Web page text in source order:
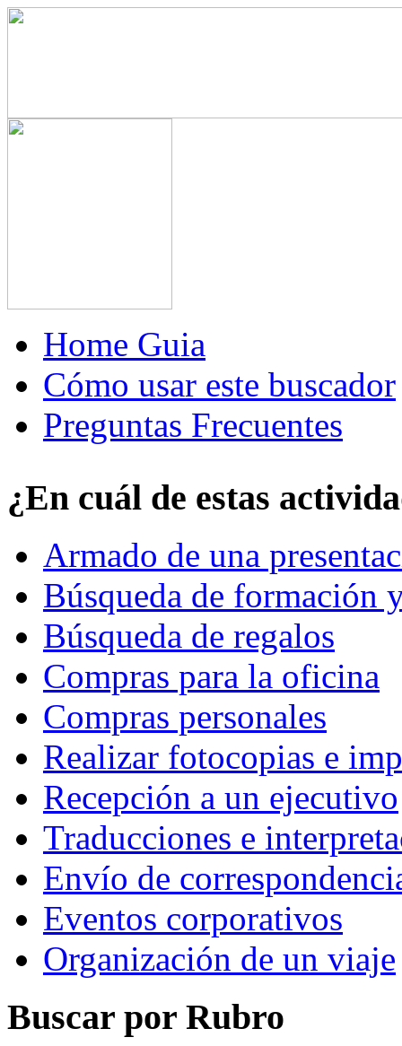
Home Guia
Cómo usar este buscador
Preguntas Frecuentes
¿En cuál de estas
Armado de una
Búsqueda de formación
Búsqueda de regalos
Compras para la oficina
Compras personales
Realizar fotocopias e
Recepción a un ejecutivo
Traducciones e
Envío de
Eventos corporativos
Organización de un viaje
Buscar por Rubro